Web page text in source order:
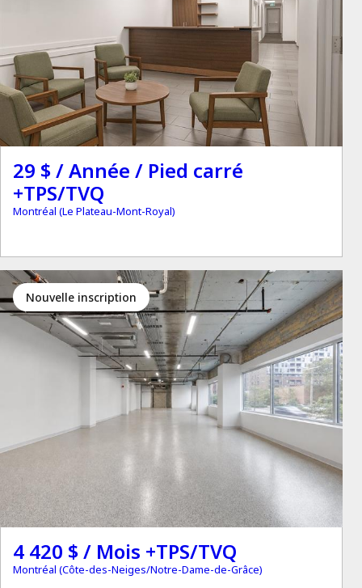
29 $ / Année / Pied carré
+TPS/TVQ
Montréal (Le Plateau-Mont-Royal)
Nouvelle inscription
4 420 $ / Mois +TPS/TVQ
Montréal (Côte-des-Neiges/Notre-Dame-de-Grâce)